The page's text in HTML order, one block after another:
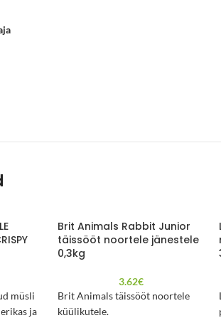
müsli
ja
Brit Animals Rabbit Junior
täissööt noortele jänestele
0,3kg
3.62€
Brit Animals täissööt noortele
küülikutele.